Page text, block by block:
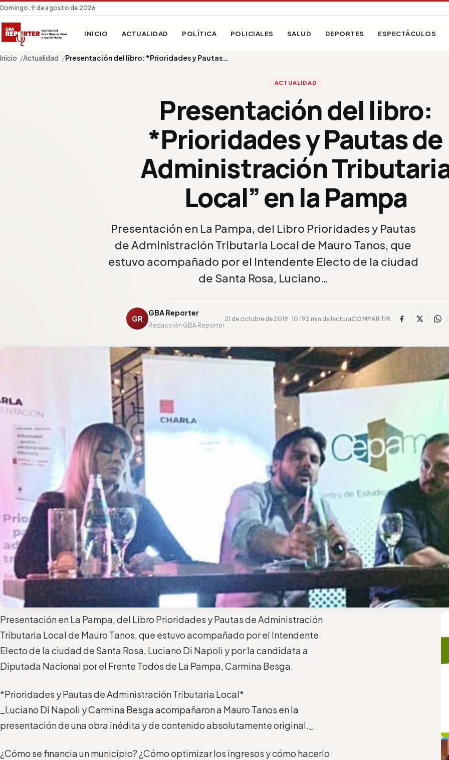
Domingo, 9 de agosto de 2026
INICIO ACTUALIDAD POLÍTICA POLICIALES SALUD DEPORTES ESPECTÁCULOS
Inicio Actualidad Presentación del libro: *Prioridades y Pautas…
ACTUALIDAD
Presentación del libro:
*Prioridades y Pautas de
Administración
Local” en la Pampa
Presentación en La Pampa, del Libro Prioridades y Pautas
de Administración Tributaria Local de Mauro Tanos, que
estuvo acompañado por el Intendente Electo de la ciudad
de Santa Rosa, Luciano…
GR
GBA Reporter
Redacción GBA Reporter
21 de octubre de 2019 · 10:192 min de lecturaCOMPARTIR
Presentación en La Pampa, del Libro Prioridades y Pautas de Administración
Tributaria Local de Mauro Tanos, que estuvo acompañado por el Intendente
Electo de la ciudad de Santa Rosa, Luciano Di Napoli y por la candidata a
Diputada Nacional por el Frente Todos de La Pampa, Carmina Besga.
*Prioridades y Pautas de Administración Tributaria Local*
_Luciano Di Napoli y Carmina Besga acompañaron a Mauro Tanos en la
presentación de una obra inédita y de contenido absolutamente original._
¿Cómo se financia un municipio? ¿Cómo optimizar los ingresos y cómo hacerlo